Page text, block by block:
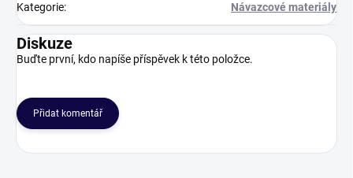
Kategorie: Návazcové materiály
Diskuze
Buďte první, kdo napíše příspěvek k této položce.
Přidat komentář